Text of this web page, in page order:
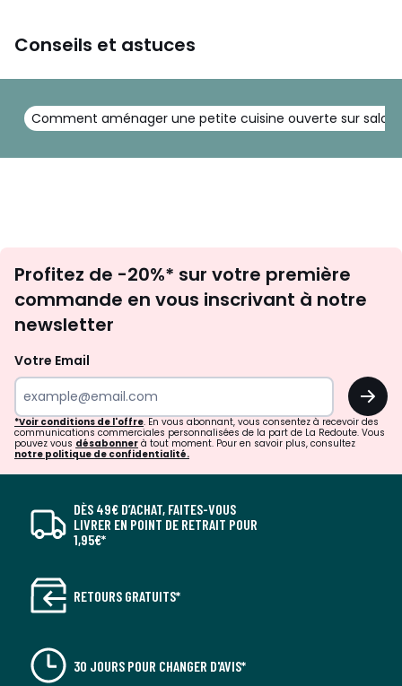
Conseils et astuces
Comment aménager une petite cuisine ouverte sur salon
newsletter
Profitez de -20%* sur votre première
commande en vous inscrivant à notre
newsletter
Votre Email
OK
*Voir conditions de l'offre. En vous abonnant, vous consentez à recevoir des
communications commerciales personnalisées de la part de La Redoute. Vous
pouvez vous désabonner à tout moment. Pour en savoir plus, consultez
notre politique de confidentialité.
DÈS 49€ D’ACHAT, FAITES-VOUS
LIVRER EN POINT DE RETRAIT POUR
1,95€*
RETOURS GRATUITS*
30 JOURS POUR CHANGER D'AVIS*